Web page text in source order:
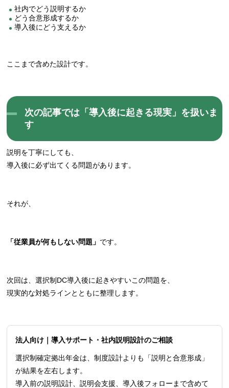
社内でどう説明するか
どう合意形成するか
導入後にどう支えるか
ここまで含めた設計です。
次の記事では「導入後に起きる現実」を扱いま
す
説明を丁寧にしても、
導入後に必ず出てくる問題があります。
それが、
「従業員が何もしない問題」 です。
次回は、選択制DC導入後に起きやすいこの問題を、
現実的な対処ラインとともに整理します。
法人向け｜導入サポート・社内説明設計のご相談
選択制確定拠出年金は、制度設計よりも「説明と合意形成」
が結果を左右します。
導入前の説明設計、説明会支援、導入後フォローまで含めて